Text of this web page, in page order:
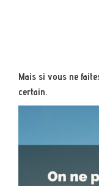
Mais si vous ne
certain.